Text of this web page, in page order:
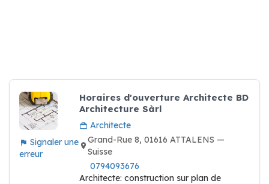
Signaler une
erreur
Horaires d'ouverture Architecte BD
Architecture Sàrl
Architecte
Grand-Rue 8, 01616 ATTALENS —
Suisse
0794093676
Architecte: construction sur plan de